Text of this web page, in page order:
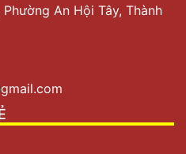
Phường An Hội Tây, Thành